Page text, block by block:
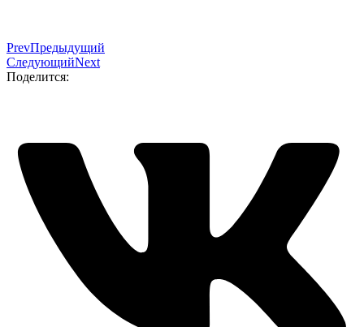
PrevПредыдущий
СледующийNext
Поделится: